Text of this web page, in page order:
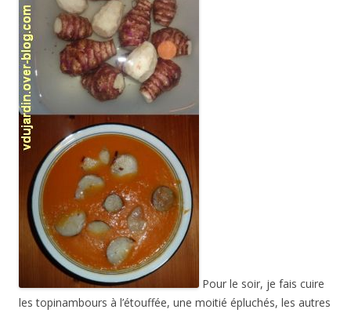
Pour le soir, je fais cuire
les topinambours à l’étouffée, une moitié épluchés, les autres